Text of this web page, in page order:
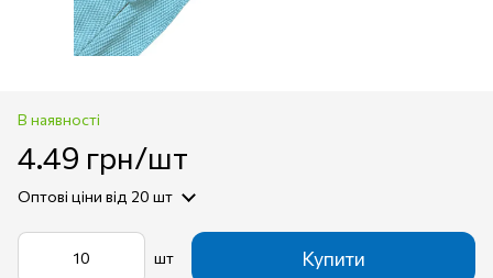
В наявності
4.49 грн/шт
Оптові ціни від 20 шт
шт Купити